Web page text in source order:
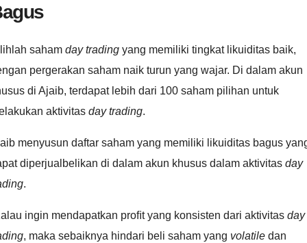
saham day trading yang memiliki tingkat likuiditas baik,
pergerakan saham naik turun yang wajar. Di dalam akun
di Ajaib, terdapat lebih dari 100 saham pilihan untuk
aktivitas day trading.
menyusun daftar saham yang memiliki likuiditas bagus
diperjualbelikan di dalam akun khusus dalam aktivitas day
.
ingin mendapatkan proﬁt yang konsisten dari aktivitas day
, maka sebaiknya hindari beli saham yang volatile dan